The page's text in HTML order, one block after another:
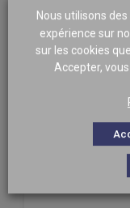
Scintigraphie
Scintigraphie
Scintigraphie
Scintigraphie
Nous utilisons
expérience sur
sur les cookies
Accepter,